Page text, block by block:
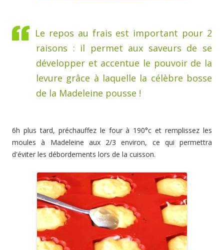
Le repos au frais est important pour 2
raisons : il permet aux saveurs de se
développer et accentue le pouvoir de la
levure grâce à laquelle la célèbre bosse
de la Madeleine pousse !
6h plus tard, préchauffez le four à 190°c et remplissez les
moules à Madeleine aux 2/3 environ, ce qui permettra
d'éviter les débordements lors de la cuisson.